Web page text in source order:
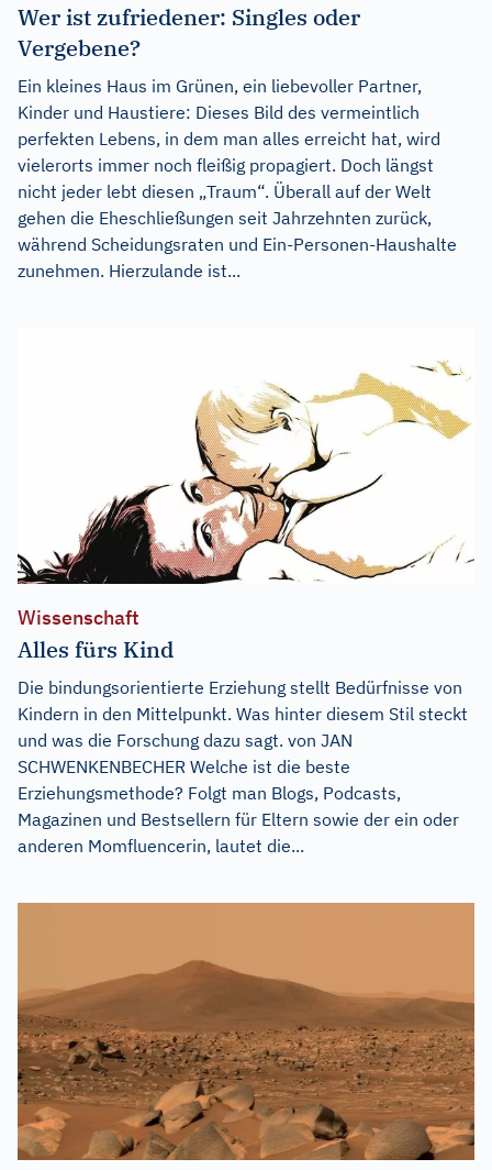
Wer ist zufriedener: Singles oder
Vergebene?
Ein kleines Haus im Grünen, ein liebevoller Partner,
Kinder und Haustiere: Dieses Bild des vermeintlich
perfekten Lebens, in dem man alles erreicht hat, wird
vielerorts immer noch fleißig propagiert. Doch längst
nicht jeder lebt diesen „Traum“. Überall auf der Welt
gehen die Eheschließungen seit Jahrzehnten zurück,
während Scheidungsraten und Ein-Personen-Haushalte
zunehmen. Hierzulande ist...
Wissenschaft
Alles fürs Kind
Die bindungsorientierte Erziehung stellt Bedürfnisse von
Kindern in den Mittelpunkt. Was hinter diesem Stil steckt
und was die Forschung dazu sagt. von JAN
SCHWENKENBECHER Welche ist die beste
Erziehungsmethode? Folgt man Blogs, Podcasts,
Magazinen und Bestsellern für Eltern sowie der ein oder
anderen Momfluencerin, lautet die...